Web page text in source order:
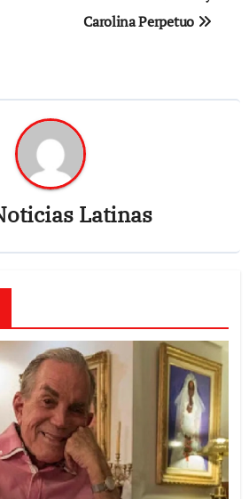
Carolina Perpetuo
Latinas